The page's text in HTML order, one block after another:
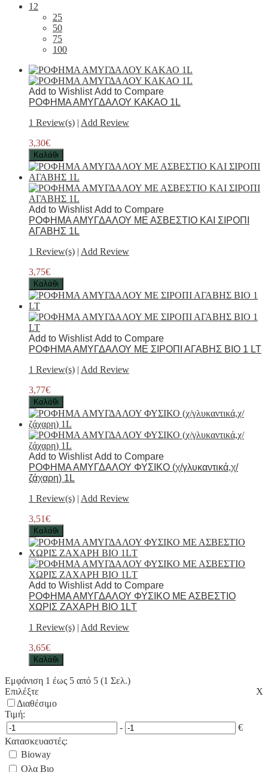
12
25
50
75
100
Add to Wishlist Add to Compare
ΡΟΦΗΜΑ ΑΜΥΓΔΑΛΟΥ ΚΑΚΑΟ 1L
1 Review(s) | Add Review
3,30€
Καλάθι
Add to Wishlist Add to Compare
ΡΟΦΗΜΑ ΑΜΥΓΔΑΛΟΥ ΜΕ ΑΣΒΕΣΤΙΟ ΚΑΙ ΣΙΡΟΠΙ
ΑΓΑΒΗΣ 1L
1 Review(s) | Add Review
3,75€
Καλάθι
Add to Wishlist Add to Compare
ΡΟΦΗΜΑ ΑΜΥΓΔΑΛΟΥ ΜΕ ΣΙΡΟΠΙ ΑΓΑΒΗΣ ΒΙΟ 1 LT
1 Review(s) | Add Review
3,77€
Καλάθι
Add to Wishlist Add to Compare
ΡΟΦΗΜΑ ΑΜΥΓΔΑΛΟΥ ΦΥΣΙΚΟ (χ/γλυκαντικά,χ/
ζάχαρη) 1L
1 Review(s) | Add Review
3,51€
Καλάθι
Add to Wishlist Add to Compare
ΡΟΦΗΜΑ ΑΜΥΓΔΑΛΟΥ ΦΥΣΙΚΟ ΜΕ ΑΣΒΕΣΤΙΟ
ΧΩΡΙΣ ΖΑΧΑΡΗ ΒΙΟ 1LΤ
1 Review(s) | Add Review
3,65€
Καλάθι
Εμφάνιση 1 έως 5 από 5 (1 Σελ.)
Επιλέξτε
Χ
Διαθέσιμο
Τιμή:
-
€
Κατασκευαστές:
Bioway
Ολα Βιο